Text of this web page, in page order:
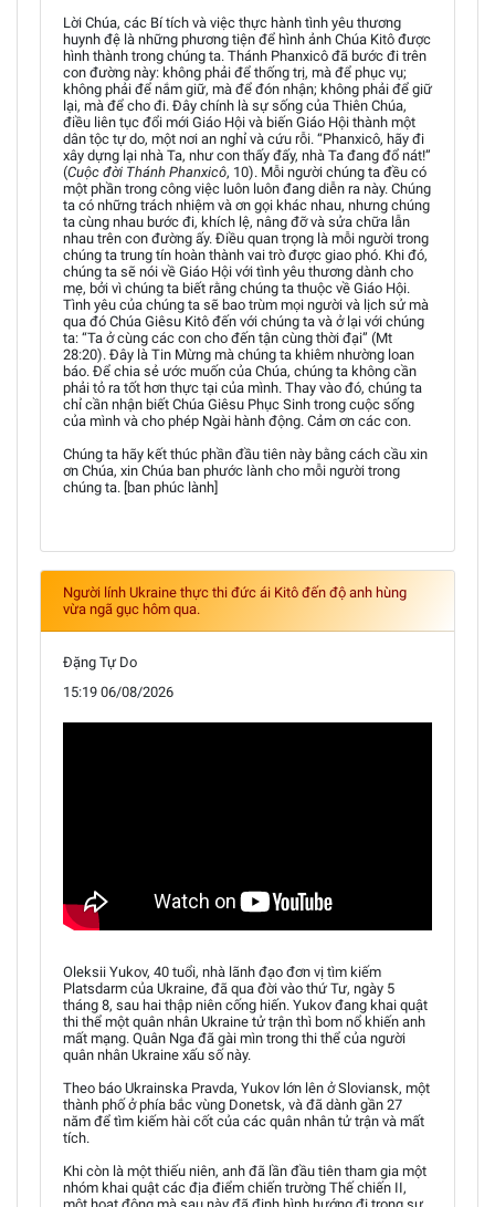
Lời Chúa, các Bí tích và việc thực hành tình yêu thương
huynh đệ là những phương tiện để hình ảnh Chúa Kitô được
hình thành trong chúng ta. Thánh Phanxicô đã bước đi trên
con đường này: không phải để thống trị, mà để phục vụ;
không phải để nắm giữ, mà để đón nhận; không phải để giữ
lại, mà để cho đi. Đây chính là sự sống của Thiên Chúa,
điều liên tục đổi mới Giáo Hội và biến Giáo Hội thành một
dân tộc tự do, một nơi an nghỉ và cứu rỗi. “Phanxicô, hãy đi
xây dựng lại nhà Ta, như con thấy đấy, nhà Ta đang đổ nát!”
(Cuộc đời Thánh Phanxicô, 10). Mỗi người chúng ta đều có
một phần trong công việc luôn luôn đang diễn ra này. Chúng
ta có những trách nhiệm và ơn gọi khác nhau, nhưng chúng
ta cùng nhau bước đi, khích lệ, nâng đỡ và sửa chữa lẫn
nhau trên con đường ấy. Điều quan trọng là mỗi người trong
chúng ta trung tín hoàn thành vai trò được giao phó. Khi đó,
chúng ta sẽ nói về Giáo Hội với tình yêu thương dành cho
mẹ, bởi vì chúng ta biết rằng chúng ta thuộc về Giáo Hội.
Tình yêu của chúng ta sẽ bao trùm mọi người và lịch sử mà
qua đó Chúa Giêsu Kitô đến với chúng ta và ở lại với chúng
ta: “Ta ở cùng các con cho đến tận cùng thời đại” (Mt
28:20). Đây là Tin Mừng mà chúng ta khiêm nhường loan
báo. Để chia sẻ ước muốn của Chúa, chúng ta không cần
phải tỏ ra tốt hơn thực tại của mình. Thay vào đó, chúng ta
chỉ cần nhận biết Chúa Giêsu Phục Sinh trong cuộc sống
của mình và cho phép Ngài hành động. Cảm ơn các con.
Chúng ta hãy kết thúc phần đầu tiên này bằng cách cầu xin
ơn Chúa, xin Chúa ban phước lành cho mỗi người trong
chúng ta. [ban phúc lành]
Người lính Ukraine thực thi đức ái Kitô đến độ anh hùng
vừa ngã gục hôm qua.
Đặng Tự Do
15:19 06/08/2026
Oleksii Yukov, 40 tuổi, nhà lãnh đạo đơn vị tìm kiếm
Platsdarm của Ukraine, đã qua đời vào thứ Tư, ngày 5
tháng 8, sau hai thập niên cống hiến. Yukov đang khai quật
thi thể một quân nhân Ukraine tử trận thì bom nổ khiến anh
mất mạng. Quân Nga đã gài mìn trong thi thể của người
quân nhân Ukraine xấu số này.
Theo báo Ukrainska Pravda, Yukov lớn lên ở Sloviansk, một
thành phố ở phía bắc vùng Donetsk, và đã dành gần 27
năm để tìm kiếm hài cốt của các quân nhân tử trận và mất
tích.
Khi còn là một thiếu niên, anh đã lần đầu tiên tham gia một
nhóm khai quật các địa điểm chiến trường Thế chiến II,